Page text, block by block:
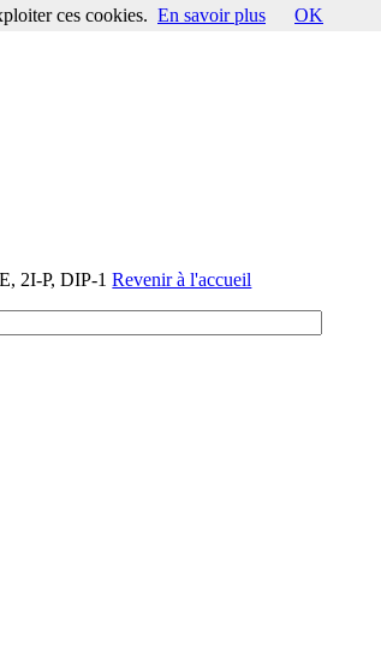
2I-P, DIP-1Revenir à l'accueil
ces cookies. En savoir plus OK